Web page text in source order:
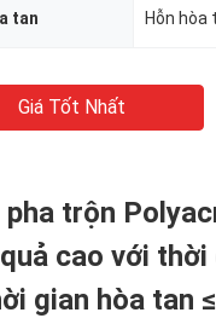
tan Hỗn hòa
Giá Tốt Nhất
pha trộn
cao với
gian hòa tan